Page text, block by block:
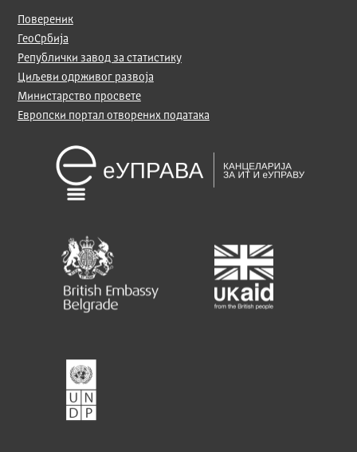
Повереник
ГеоСрбија
Републички завод за статистику
Циљеви одрживог развоја
Министарство просвете
Европски портал отворених података